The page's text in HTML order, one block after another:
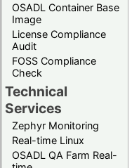
OSADL Container Base
Image
License Compliance
Audit
FOSS Compliance
Check
Technical
Services
Zephyr Monitoring
Real-time Linux
OSADL QA Farm Real-